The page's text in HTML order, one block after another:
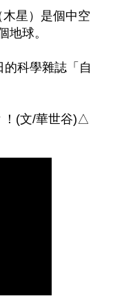
星）是個中空
地球。
科學雜誌「自